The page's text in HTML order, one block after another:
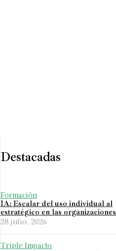
Destacadas
Formación
IA: Escalar del uso individual al
estratégico en las organizaciones
28 julio, 2026
Triple Impacto